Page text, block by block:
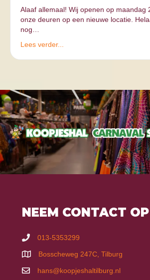
Alaaf allemaal! Wij openen op maandag
onze deuren op een nieuwe locatie.
nog…
Lees verder...
NEEM CONTACT OP
013-5353299
Bosscheweg 247C, Tilburg
hans@koopjeshaltilburg.nl